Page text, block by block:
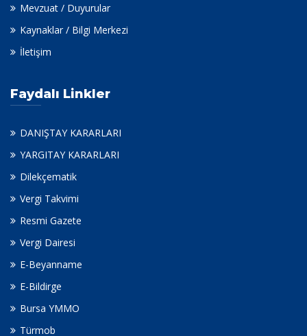
Mevzuat / Duyurular
Kaynaklar / Bilgi Merkezi
İletişim
Faydalı Linkler
DANIŞTAY KARARLARI
YARGITAY KARARLARI
Dilekçematik
Vergi Takvimi
Resmi Gazete
Vergi Dairesi
E-Beyanname
E-Bildirge
Bursa YMMO
Türmob